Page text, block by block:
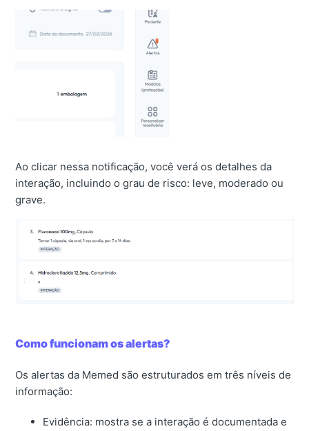
Ao clicar nessa notificação, você verá os detalhes da
interação, incluindo o grau de risco: leve, moderado ou
grave.
Como funcionam os alertas?
Os alertas da Memed são estruturados em três níveis de
informação:
Evidência: mostra se a interação é documentada e